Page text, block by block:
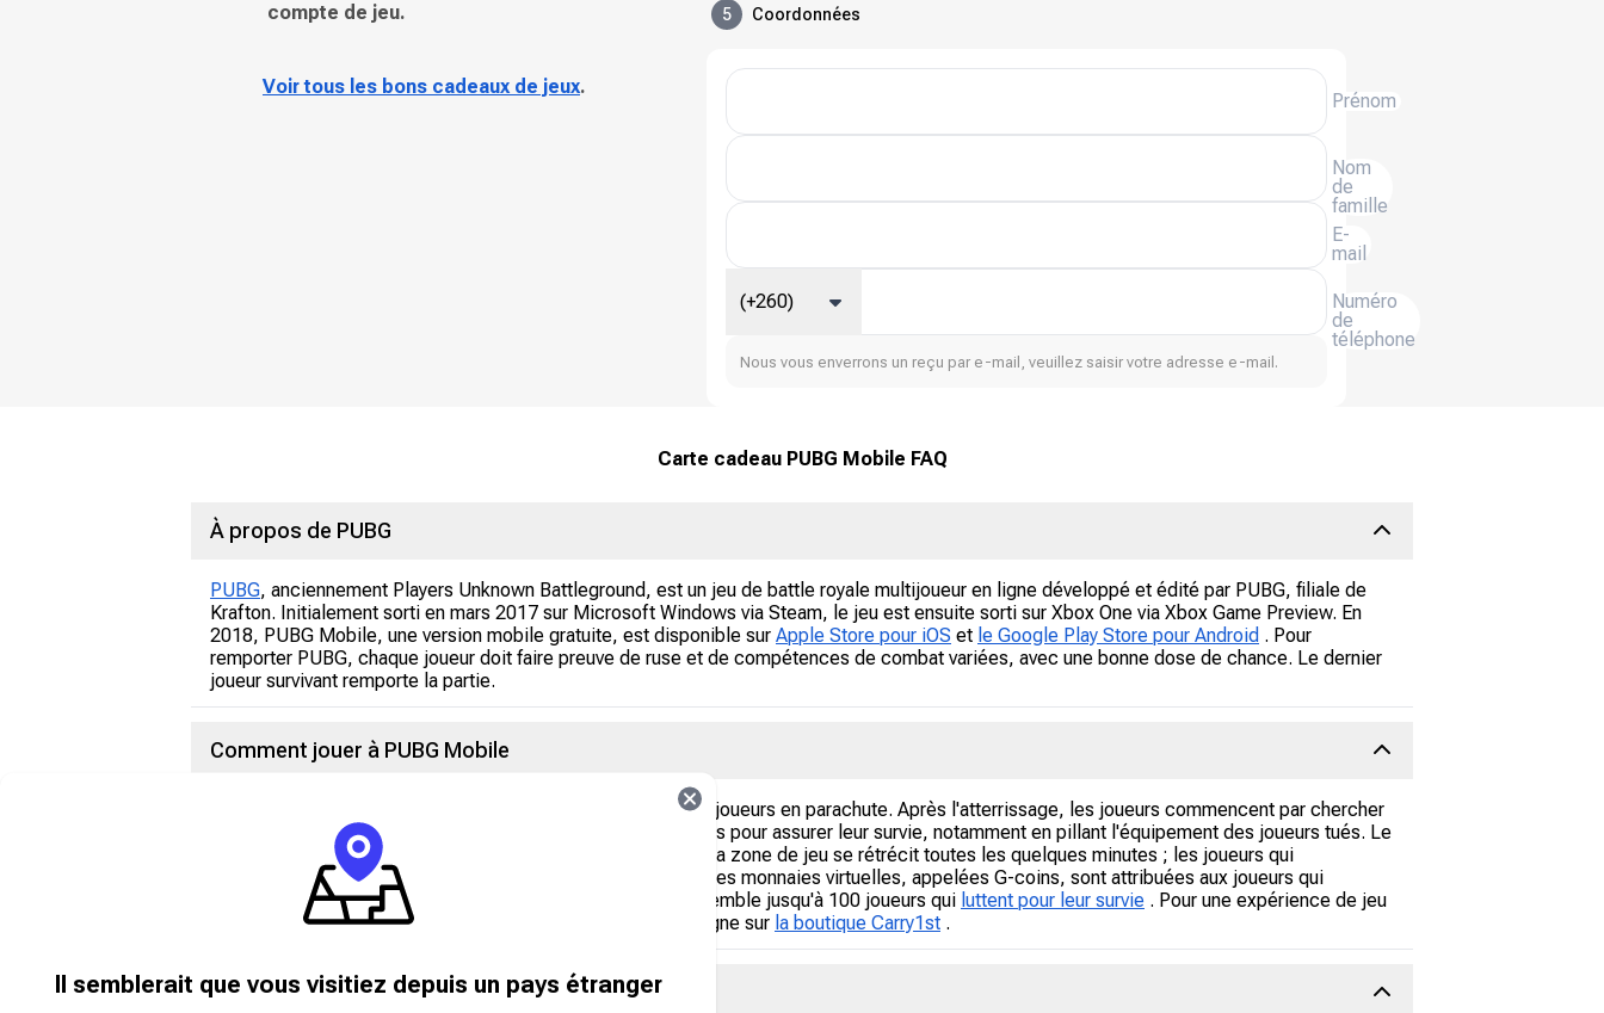
compte de jeu.
Voir tous les bons cadeaux de jeux.
5 Coordonnées
Prénom
Nom
de
famille
E-
mail
Numéro
de
téléphone
(+260)
Nous vous enverrons un reçu par e-mail, veuillez saisir votre adresse e-mail.
Carte cadeau PUBG Mobile FAQ
À propos de PUBG
PUBG, anciennement Players Unknown Battleground, est un jeu de battle royale multijoueur en ligne développé et édité par PUBG, filiale de
Krafton. Initialement sorti en mars 2017 sur Microsoft Windows via Steam, le jeu est ensuite sorti sur Xbox One via Xbox Game Preview. En
2018, PUBG Mobile, une version mobile gratuite, est disponible sur Apple Store pour iOS et le Google Play Store pour Android . Pour
remporter PUBG, chaque joueur doit faire preuve de ruse et de compétences de combat variées, avec une bonne dose de chance. Le dernier
joueur survivant remporte la partie.
Comment jouer à PUBG Mobile
PUBG est un jeu gratuit qui commence par l'atterrissage des joueurs en parachute. Après l'atterrissage, les joueurs commencent par chercher
des armes, des armures, des véhicules et d'autres ressources pour assurer leur survie, notamment en pillant l'équipement des joueurs tués. Le
jeu est disponible à la première ou à la troisième personne. La zone de jeu se rétrécit toutes les quelques minutes ; les joueurs qui
n'atteignent pas la zone de sécurité à temps sont éliminés. Des monnaies virtuelles, appelées G-coins, sont attribuées aux joueurs qui
combattent et terminent un niveau. Chaque compétition rassemble jusqu'à 100 joueurs qui luttent pour leur survie . Pour une expérience de jeu
optimale, achetez des chèques-cadeaux PUBG Mobile en ligne sur la boutique Carry1st .
monnaies virtuelles de PUBG Mobile
Il semblerait que vous visitiez depuis un pays étranger